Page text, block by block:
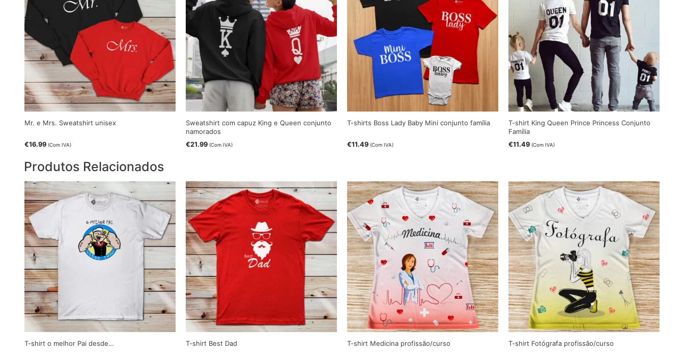
Mr. e Mrs. Sweatshirt unisex
€16.99 (Com IVA)
Sweatshirt com capuz King e Queen conjunto
namorados
€21.99 (Com IVA)
T-shirts Boss Lady Baby Mini conjunto família
€11.49 (Com IVA)
T-shirt King Queen Prince Princess Conjunto
Família
€11.49 (Com IVA)
Produtos Relacionados
T-shirt o melhor Pai desde… T-shirt Best Dad T-shirt Medicina profissão/curso T-shirt Fotógrafa profissão/curso